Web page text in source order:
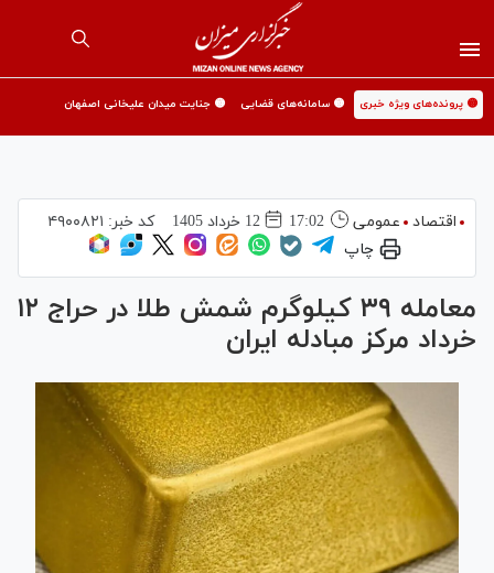
🟡 پرونده‌های ویژه خبری 🟡 سامانه‌های قضایی 🟡 جنایت میدان علیخانی اصفهان
اقتصاد عمومی 17:02 12 خرداد 1405 کد خبر: ۴۹۰۰۸۲۱
چاپ
معامله ۳۹ کیلوگرم شمش طلا در حراج ۱۲
خرداد مرکز مبادله ایران